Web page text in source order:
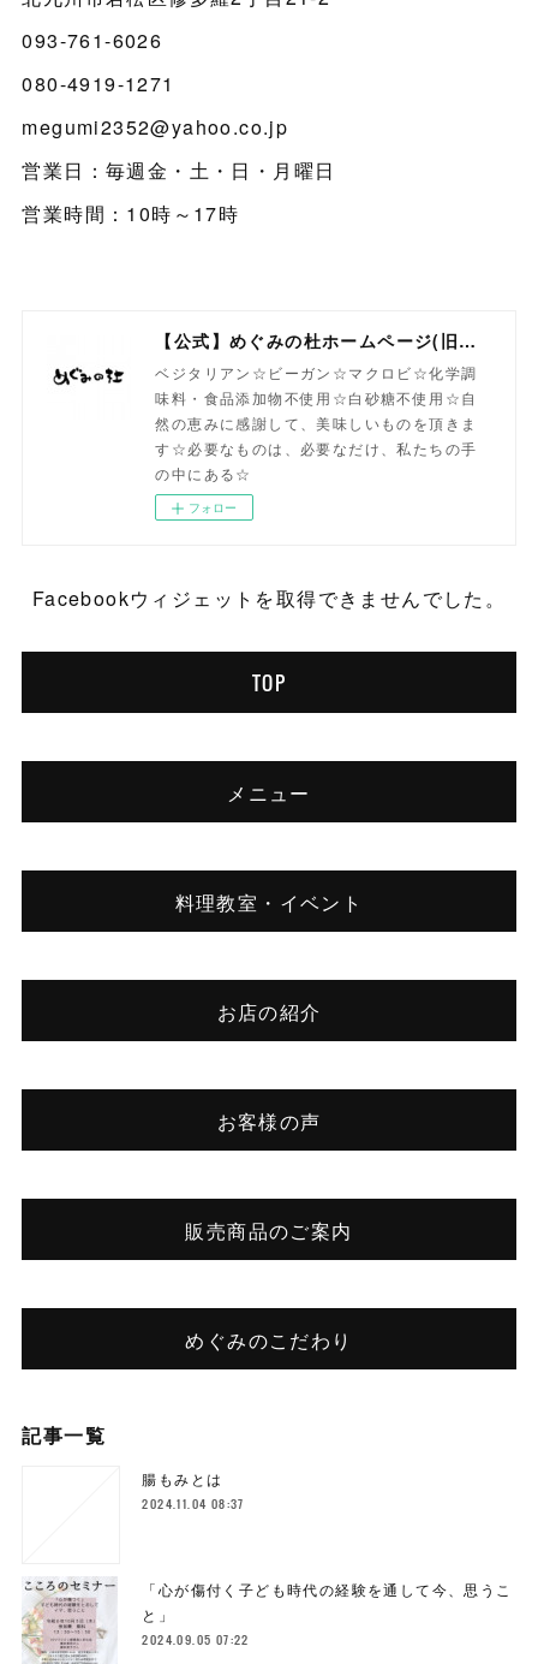
093-761-6026
080-4919-1271
megumi2352@yahoo.co.jp
営業日：毎週金・土・日・月曜日
営業時間：10時～17時
【公式】めぐみの杜ホームページ(旧自然食工房）
ベジタリアン☆ビーガン☆マクロビ☆化学調
味料・食品添加物不使用☆白砂糖不使用☆自
然の恵みに感謝して、美味しいものを頂きま
す☆必要なものは、必要なだけ、私たちの手
の中にある☆
フォロー
Facebookウィジェットを取得できませんでした。
TOP
メニュー
料理教室・イベント
お店の紹介
お客様の声
販売商品のご案内
めぐみのこだわり
記事一覧
腸もみとは
2024.11.04 08:37
「心が傷付く子ども時代の経験を通して今、思うこ
と」
2024.09.05 07:22